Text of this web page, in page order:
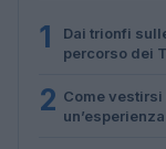
1
Dai trionfi
percorso dei
2 Come vestirsi